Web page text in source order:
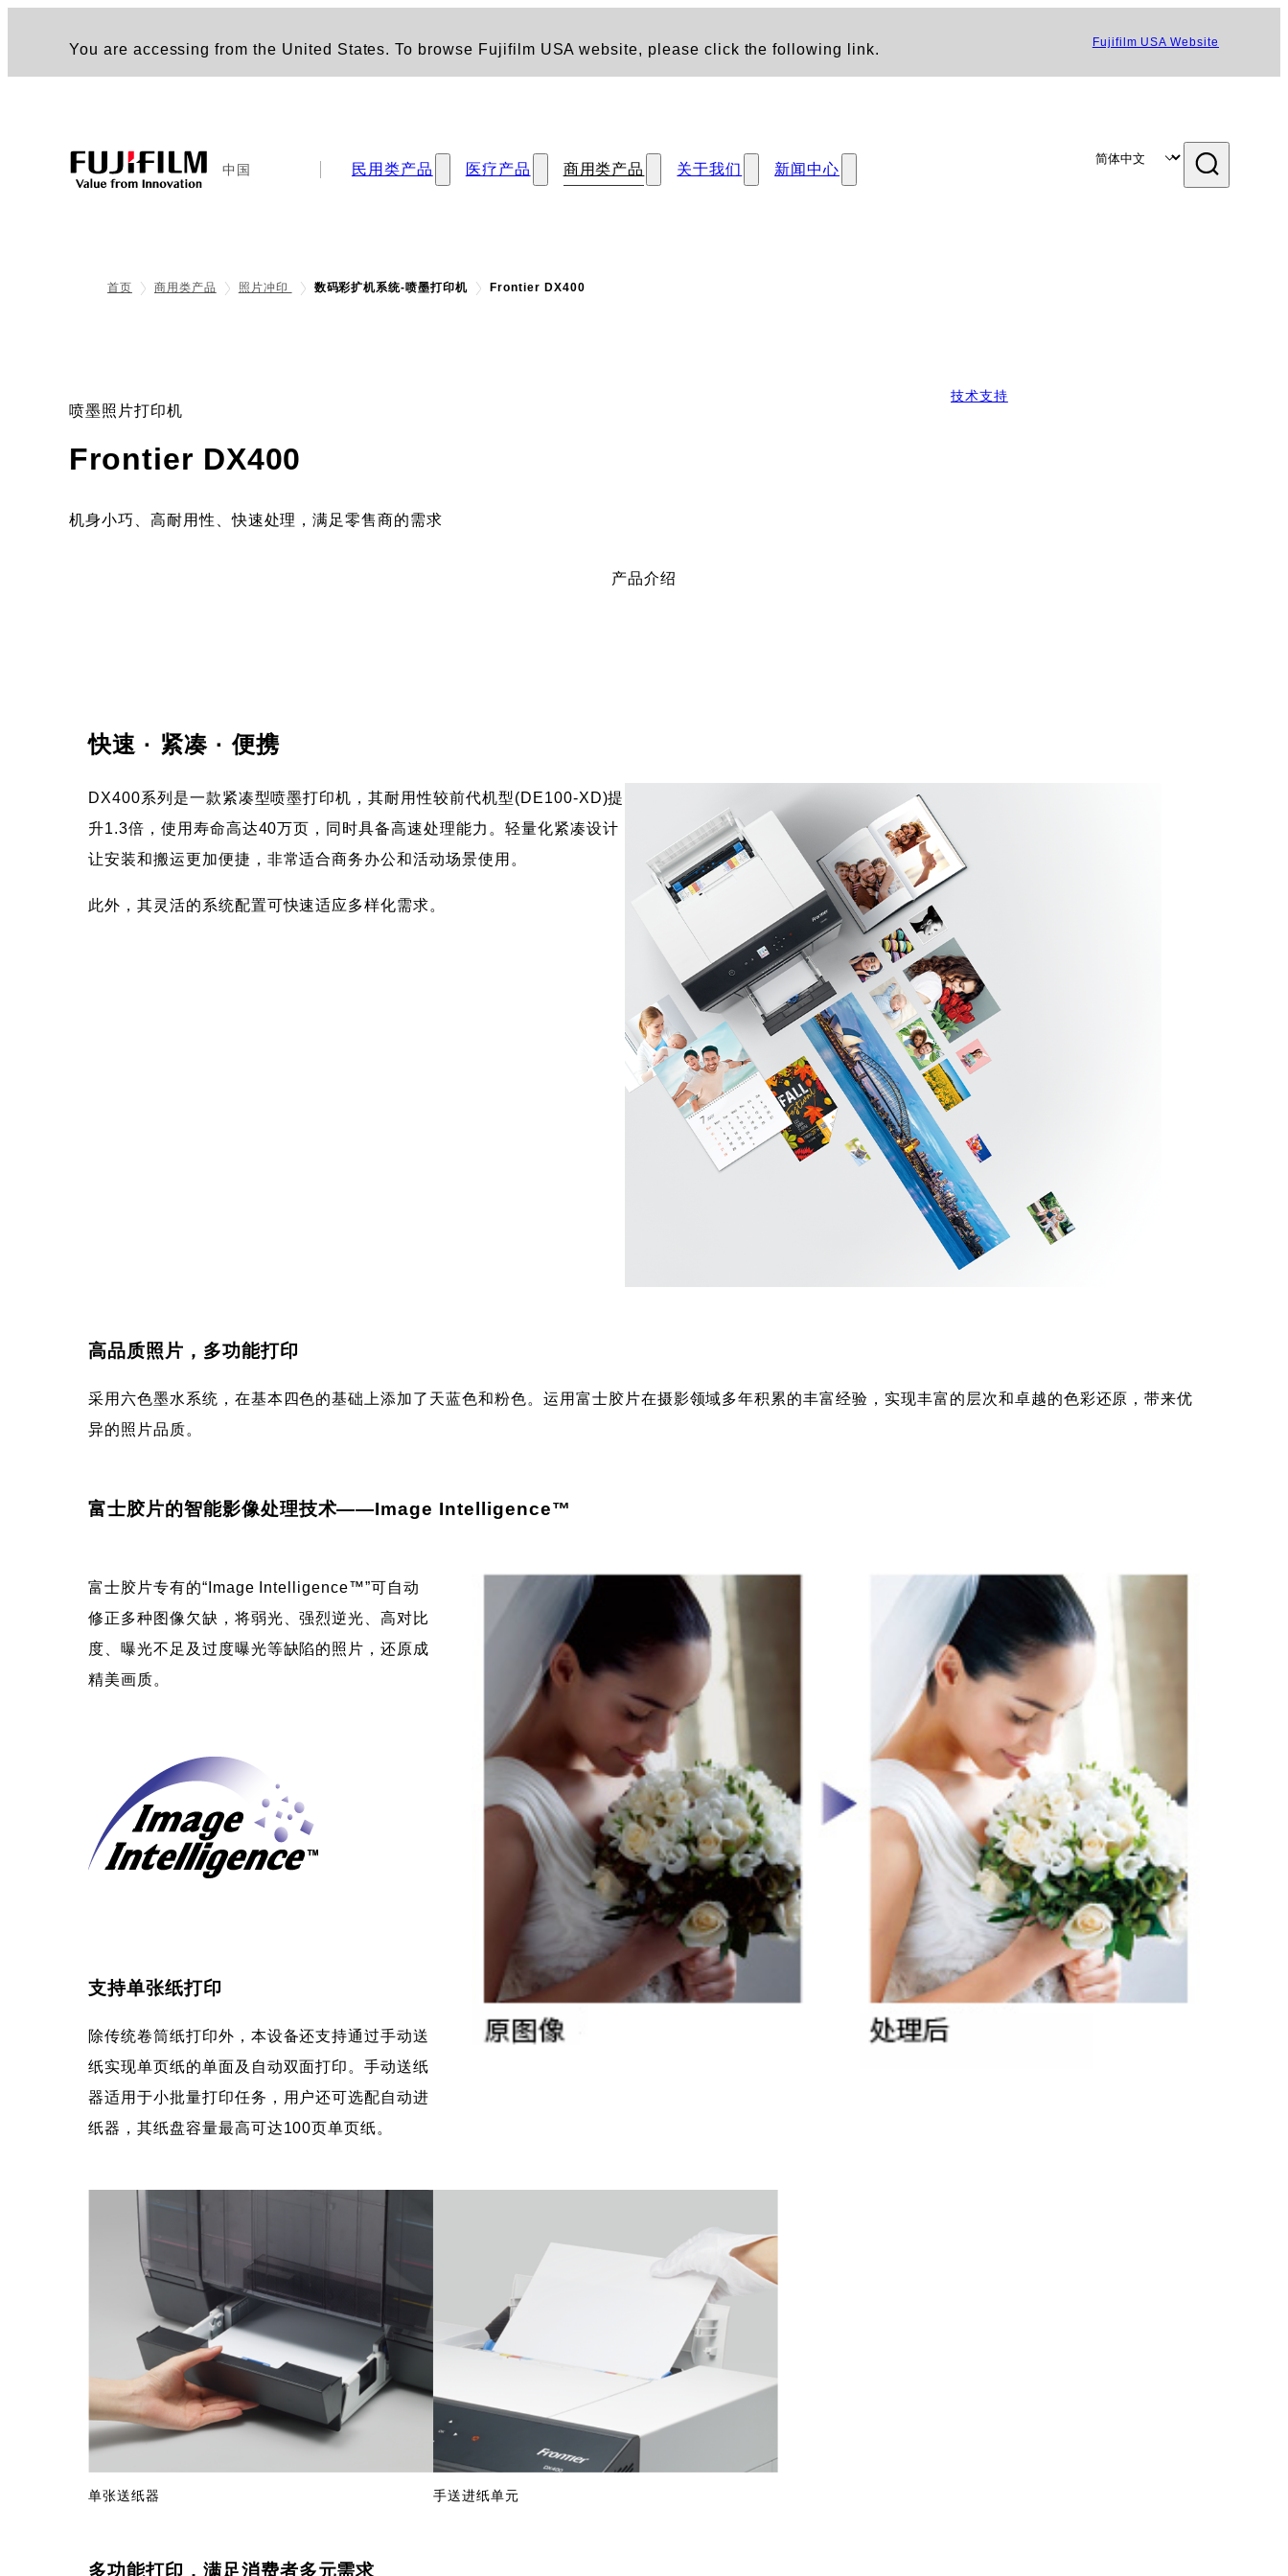
You are accessing from the United States. To browse Fujifilm USA website, please click the following link. Fujifilm USA Website
中国 民用类产品 医疗产品 商用类产品 关于我们 新闻中心
首页 商用类产品 照片冲印 数码彩扩机系统-喷墨打印机 Frontier DX400
喷墨照片打印机
Frontier DX400
机身小巧、高耐用性、快速处理，满足零售商的需求
技术支持
产品介绍
快速 · 紧凑 · 便携
DX400系列是一款紧凑型喷墨打印机，其耐用性较前代机型(DE100-XD)提
升1.3倍，使用寿命高达40万页，同时具备高速处理能力。轻量化紧凑设计
让安装和搬运更加便捷，非常适合商务办公和活动场景使用。
此外，其灵活的系统配置可快速适应多样化需求。
高品质照片，多功能打印
采用六色墨水系统，在基本四色的基础上添加了天蓝色和粉色。运用富士胶片在摄影领域多年积累的丰富经验，实现丰富的层次和卓越的色彩还原，带来优
异的照片品质。
富士胶片的智能影像处理技术——Image Intelligence™
富士胶片专有的“Image Intelligence™”可自动
修正多种图像欠缺，将弱光、强烈逆光、高对比
度、曝光不足及过度曝光等缺陷的照片，还原成
精美画质。
支持单张纸打印
除传统卷筒纸打印外，本设备还支持通过手动送
纸实现单页纸的单面及自动双面打印。手动送纸
器适用于小批量打印任务，用户还可选配自动进
纸器，其纸盘容量最高可达100页单页纸。
单张送纸器 手送进纸单元
多功能打印，满足消费者多元需求